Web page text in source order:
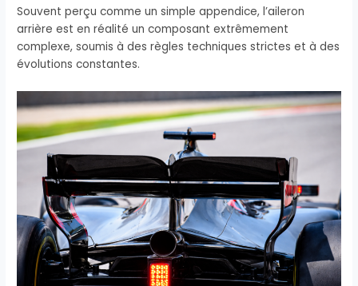
Souvent perçu comme un simple appendice, l’aileron
arrière est en réalité un composant extrêmement
complexe, soumis à des règles techniques strictes et à des
évolutions constantes.